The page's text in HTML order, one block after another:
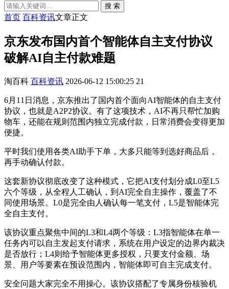
搜 索
首页 百科资讯文章正文
京东发布国内首个智能体自主支付协议
破解AI自主付款难题
淘百科 百科资讯 2026-06-12 15:00:25 21
6月11日消息，京东推出了国内首个面向AI智能体的自主支付
协议，也就是A2P2协议。有了这项技术，AI不再只帮忙加购
物车，还能在规则范围内独立完成付款，日常消费会变得更加
便捷。
平时我们使用各类AI助手下单，大多只能等到选好商品后，
再手动确认付款。
这套新协议彻底改变了这种模式，它把AI支付划分成L0至L5
六个等级，从全程人工确认，到AI完全自主操作，覆盖了不
同使用场景。L0是完全由人确认每一笔支付，L5是智能体完
全自主支付。
该协议重点聚焦中间的L3和L4两个等级：L3指智能体在单一
任务内可以自主发起支付请求，系统在用户设定的边界内裁决
是否放行；L4则给予智能体更多授权，只要支付金额、场
景、用户等要素在预设范围内，智能体即可自主完成支付。
安全问题大家完全不用操心。该协议搭配了专属身份核验机